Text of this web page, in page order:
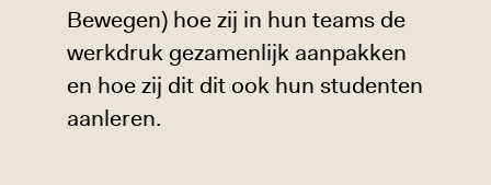
Bewegen) hoe zij in hun teams de
werkdruk gezamenlijk aanpakken
en hoe zij dit dit ook hun studenten
aanleren.